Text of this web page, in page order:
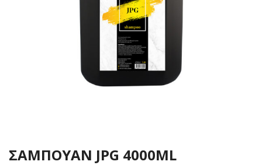
ΣΑΜΠΟΥΑΝ JPG 4000ML